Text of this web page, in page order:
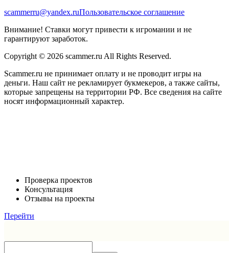
scammerru@yandex.ruПользовательское соглашение
Внимание! Ставки могут привести к игромании и не
гарантируют заработок.
Copyright © 2026 scammer.ru All Rights Reserved.
Scammer.ru не принимает оплату и не проводит игры на
деньги. Наш сайт не рекламирует букмекеров, а также сайты,
которые запрещены на территории РФ. Все сведения на сайте
носят информационный характер.
Проверка проектов
Консультация
Отзывы на проекты
Перейти